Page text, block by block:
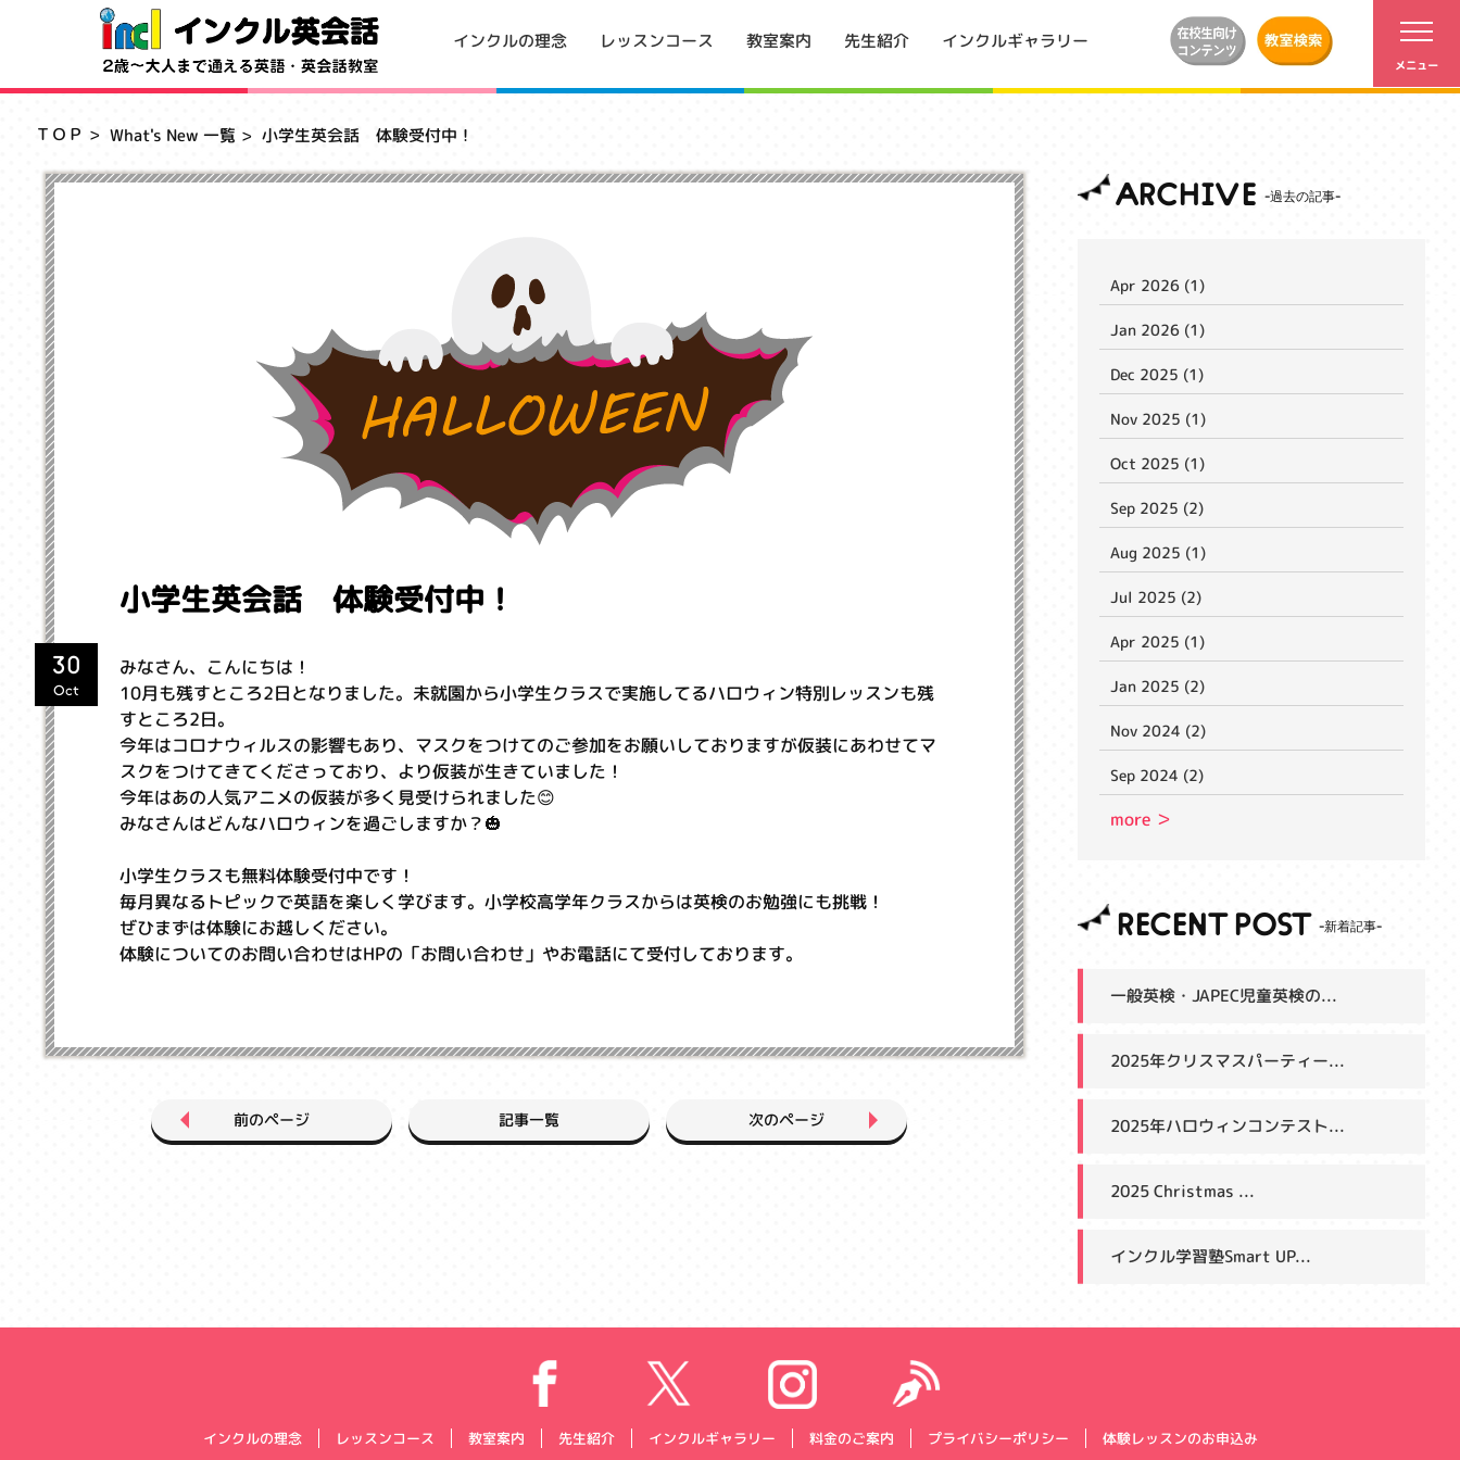
インクルの理念 レッスンコース 教室案内 先生紹介 インクルギャラリー
ＴＯＰ What's New 一覧 小学生英会話 体験受付中！
小学生英会話 体験受付中！
30
Oct
みなさん、こんにちは！
10月も残すところ2日となりました。未就園から小学生クラスで実施してるハロウィン特別レッスンも残
すところ2日。
今年はコロナウィルスの影響もあり、マスクをつけてのご参加をお願いしておりますが仮装にあわせてマ
スクをつけてきてくださっており、より仮装が生きていました！
今年はあの人気アニメの仮装が多く見受けられました😊
みなさんはどんなハロウィンを過ごしますか？🎃
小学生クラスも無料体験受付中です！
毎月異なるトピックで英語を楽しく学びます。小学校高学年クラスからは英検のお勉強にも挑戦！
ぜひまずは体験にお越しください。
体験についてのお問い合わせはHPの「お問い合わせ」やお電話にて受付しております。
前のページ 記事一覧 次のページ
ARCHIVE
Apr 2026 (1)
Jan 2026 (1)
Dec 2025 (1)
Nov 2025 (1)
Oct 2025 (1)
Sep 2025 (2)
Aug 2025 (1)
Jul 2025 (2)
Apr 2025 (1)
Jan 2025 (2)
Nov 2024 (2)
Sep 2024 (2)
more ＞
RECENT POST
一般英検・JAPEC児童英検の...
2025年クリスマスパーティー...
2025年ハロウィンコンテスト...
2025 Christmas ...
インクル学習塾Smart UP...
インクルの理念 レッスンコース 教室案内 先生紹介 インクルギャラリー 料金のご案内 プライバシーポリシー 体験レッスンのお申込み